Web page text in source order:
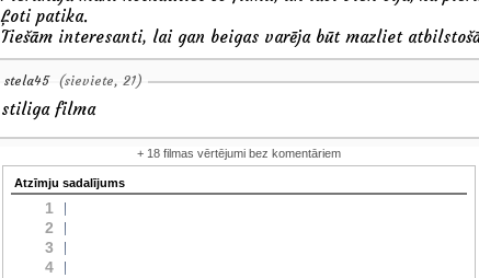
Ļoti patika.
Tiešām interesanti, lai gan beigas varēja būt mazliet
stela45 (sieviete, 21)
stiliga filma
+ 18 filmas vērtējumi bez komentāriem
Atzīmju sadalījums
1
2
3
4